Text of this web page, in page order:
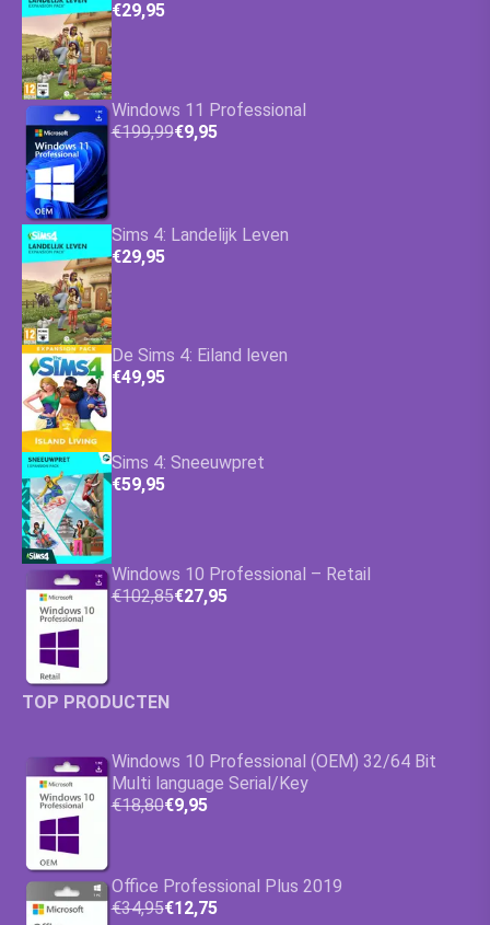
€29,95
Windows 11 Professional
€199,99€9,95
Sims 4: Landelijk Leven
€29,95
De Sims 4: Eiland leven
€49,95
Sims 4: Sneeuwpret
€59,95
Windows 10 Professional – Retail
€102,85€27,95
TOP PRODUCTEN
Windows 10 Professional (OEM) 32/64 Bit
Multi language Serial/Key
€18,80€9,95
Office Professional Plus 2019
€34,95€12,75